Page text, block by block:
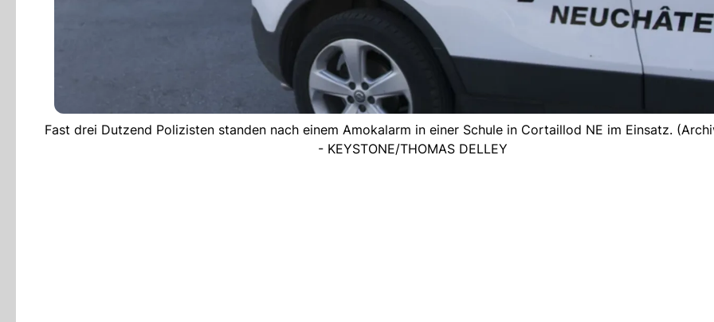
Fast drei Dutzend Polizisten standen nach einem Amokalarm in einer Schule in Cortaillod NE im Einsatz.
- KEYSTONE/THOMAS DELLEY